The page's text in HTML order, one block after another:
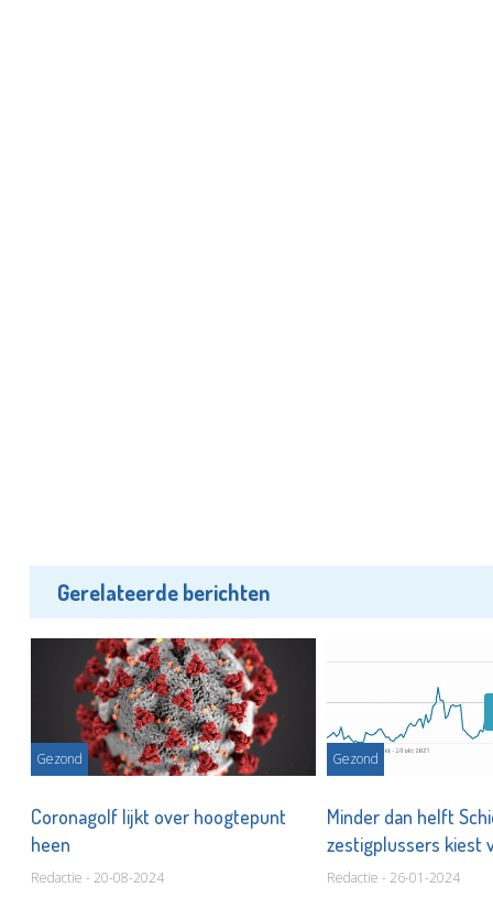
Gerelateerde berichten
Gezond
Coronagolf lijkt over hoogtepunt
heen
Redactie - 20-08-2024
Gezond
Minder dan helft
zestigplussers kiest
Redactie - 26-01-2024